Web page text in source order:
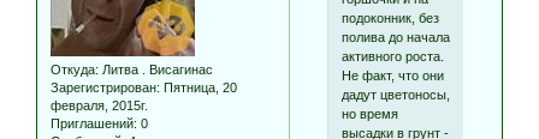
Откуда: Литва . Висагинас
Зарегистрирован: Пятница, 20
февраля, 2015г.
Приглашений: 0
подоконник, без
полива до начала
активного роста.
Не факт, что они
дадут цветоносы,
но время
высадки в грунт -